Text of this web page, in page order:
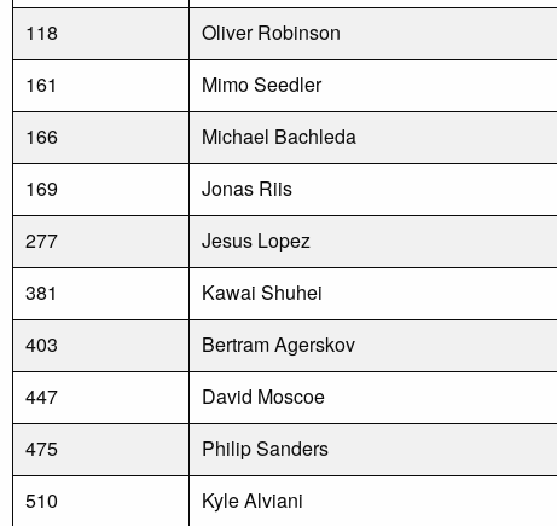
118
Oliver Robinson
161
Mimo Seedler
166
Michael Bachleda
169
Jonas Riis
277
Jesus Lopez
381
Kawai Shuhei
403
Bertram Agerskov
447
David Moscoe
475
Philip Sanders
510
Kyle Alviani